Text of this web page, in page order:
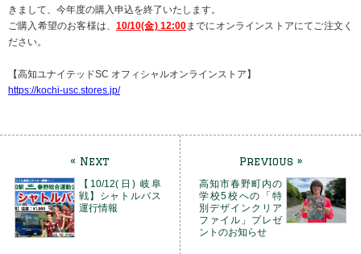
きまして、今年度の購入申込を終了いたします。
ご購入希望のお客様は、10/10(金) 12:00までにオンラインストアにてご注文く
ださい。
【高知ユナイテッドSC オフィシャルオンラインストア】
https://kochi-usc.stores.jp/
« Next
【10/12(日) 岐阜
戦】シャトルバス
運行情報
Previous »
高知市春野町内の
学校5校への「特
別デザインクリア
ファイル」プレゼ
ントのお知らせ